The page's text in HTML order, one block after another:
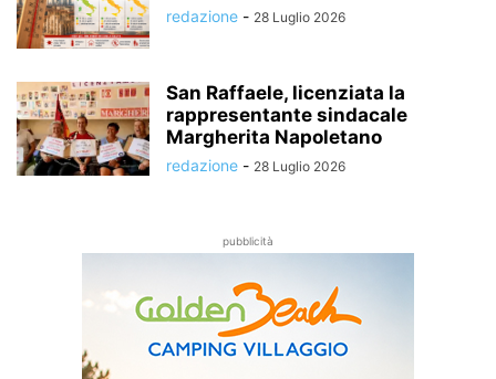
redazione - 28 Luglio 2026
San Raffaele, licenziata la
rappresentante sindacale
Margherita Napoletano
redazione - 28 Luglio 2026
pubblicità